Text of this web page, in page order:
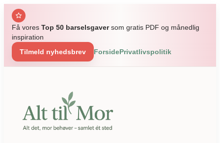
Spring
indhold
Få vores Top 50 barselsgaversom gratis PDF og månedlig
inspiration
Tilmeld nyhedsbrev
ForsidePrivatlivspolitik